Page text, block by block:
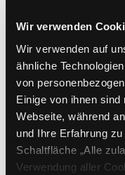
Wir verwenden
Wir verwenden auf
ähnliche
von
Einige von ihnen sind
Webseite, während
und Ihre Erfahrung
Schaltfläche „Alle
Verwendung aller
Jahr: